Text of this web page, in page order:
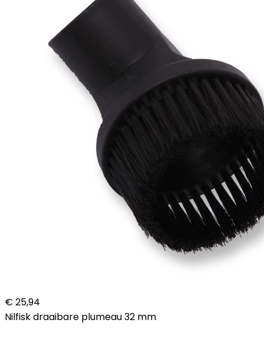
€ 25,94
Nilfisk draaibare plumeau 32 mm